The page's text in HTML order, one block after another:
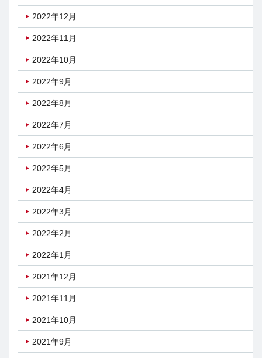
2022年12月
2022年11月
2022年10月
2022年9月
2022年8月
2022年7月
2022年6月
2022年5月
2022年4月
2022年3月
2022年2月
2022年1月
2021年12月
2021年11月
2021年10月
2021年9月